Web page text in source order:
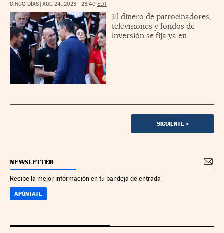
CINCO DÍAS | AUG 24, 2023 - 23:40 EDT
El dinero de patrocinadores,
televisiones y fondos de
inversión se fija ya en
SIGUIENTE>
NEWSLETTER
Recibe la mejor información en tu bandeja de entrada
APÚNTATE